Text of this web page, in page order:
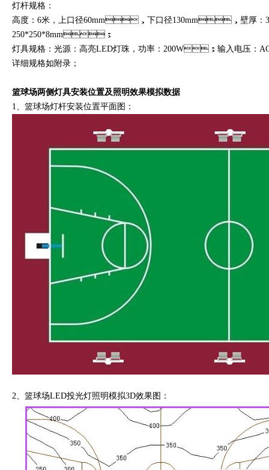
灯杆规格：
高度：6米，上口径60mm，下口径130mm，壁厚
250*250*8mm；
灯具规格：光源：高亮LED灯珠，功率：200W；输入电压
详细规格如附录；
篮球场两侧灯具安装位置及照明效果模拟数据
1、篮球场灯杆安装位置平面图：
2、篮球场LED投光灯照明模拟3D效果图：